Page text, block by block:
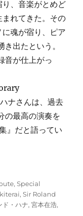
り、音楽がとめど
まれてきた。その
に魂が宿り、ピア
出たという。
音が仕上がっ
ナさんは、過去
の最高の演奏を
』だと語ってい
,Special
,Sir Roland
ド・ハナ,宮本在浩,